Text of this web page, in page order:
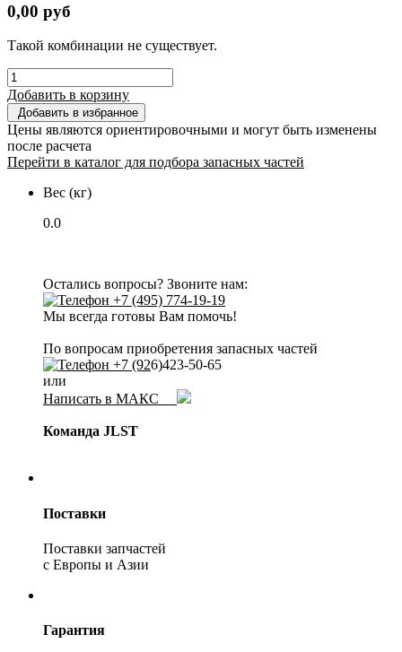
0,00 руб
Такой комбинации не существует.
Добавить в корзину
Добавить в избранное
Цены являются ориентировочными и могут быть изменены
после расчета
Перейти в каталог для подбора запасных частей
Вес (кг)
0.0
Остались вопросы? Звоните нам:
+7 (495) 774-19-19
Мы всегда готовы Вам помочь!
По вопросам приобретения запасных частей
+7 (926)423-50-65
или
Написать в МАКС
Команда JLST
Поставки
Поставки запчастей
с Европы и Азии
Гарантия